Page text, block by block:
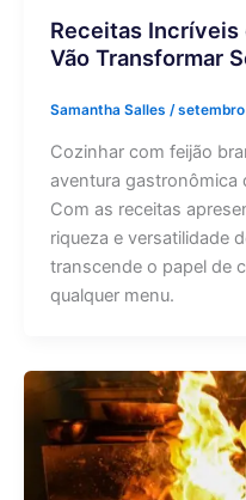
Receitas Incríveis
Vão Transformar
Samantha Salles /
Cozinhar com feijão
aventura gastronômica
Com as receitas
riqueza e versatilidade
transcende o papel de
qualquer menu.